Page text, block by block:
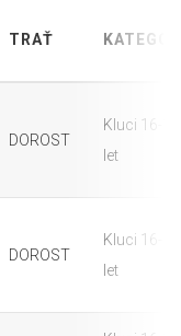
TRAŤ
DOROST
Kluci 16-17
let
DOROST
Kluci 16-17
let